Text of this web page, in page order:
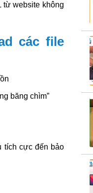
từ website không
các file
băng chìm”
tích cực đến bảo